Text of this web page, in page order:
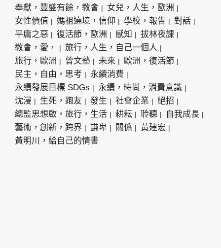
奉獻，豐盛有餘，教會
女兒，人生，歐洲
女性價值
媽祖遶境，信仰 學校，報告
對話
平庸之惡
復活節，歐洲 感知
拔林夜課
教會，愛，
旅行，人生，自己一個人
旅行，歐洲
曾文塾 未來
歐洲，復活節
民主，自由，思考
永續消費
永續發展目標 SDGs
永續，時尚，消費意識
沈浸
生死，跑友 發生 社會企業
絕招
總監思想啟，旅行，生活
耕耘 聆聽
自我成長
藝術，創新，跨界
謙卑 關係
黃建宏
黃明川，給自己的情書